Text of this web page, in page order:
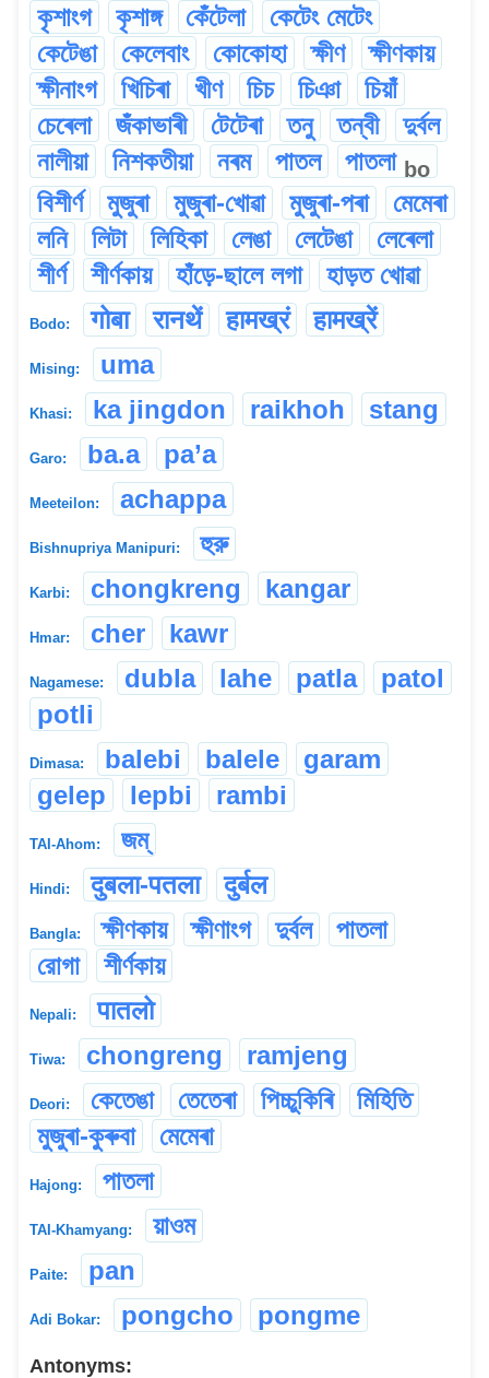
কৃশাংগ
কৃশাঙ্গ কেঁটেলা
কেটেং মেটেং
কেটেঙা
কেলেবাং কোকোহা ক্ষীণ
ক্ষীণকায়
ক্ষীনাংগ
খিচিৰা খীণ চিচ চিঞা
চিয়াঁ
চেৰেলা
জঁকাভাৰী টেটেৰা তনু তন্বী
দুৰ্বল
নালীয়া
নিশকতীয়া নৰম পাতল পাতলা bo
বিশীৰ্ণ মুজুৰা মুজুৰা-খোৱা মুজুৰা-পৰা
মেমেৰা
লনি
লিটা লিহিকা লেঙা লেটেঙা
লেৰেলা
শীৰ্ণ
শীৰ্ণকায় হাঁড়ে-ছালে লগা হাড়ত খোৱা
Bodo: गोबा रानथें हामख्रं हामख्रें
Mising: uma
Khasi: ka jingdon raikhoh stang
Garo: ba.a pa’a
Meeteilon: achappa
Bishnupriya Manipuri: হুরু
Karbi: chongkreng kangar
Hmar: cher kawr
Nagamese: dubla lahe patla
patol
potli
Dimasa: balebi balele
garam
gelep
lepbi rambi
TAI-Ahom: জম্
Hindi: दुबला-पतला दुर्बल
Bangla: ক্ষীণকায় ক্ষীণাংগ দুর্বল
পাতলা
রোগা
শীর্ণকায়
Nepali: पातलो
Tiwa: chongreng ramjeng
Deori: কেতেঙা তেতেৰা পিচ্চুকিৰি
মিহিতি
মুজুৰা-কুৰুবা
মেমেৰা
Hajong: পাতলা
TAI-Khamyang: য়াওম
Paite: pan
Adi Bokar: pongcho pongme
Antonyms: